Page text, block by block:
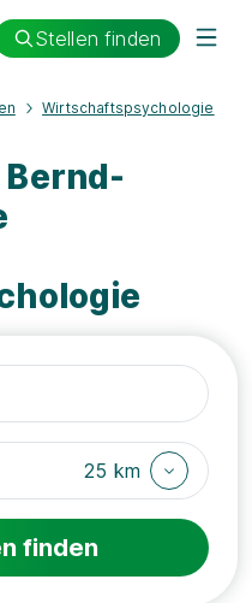
Stellen finden
Wirtschaftspsychologie
25 km
finden